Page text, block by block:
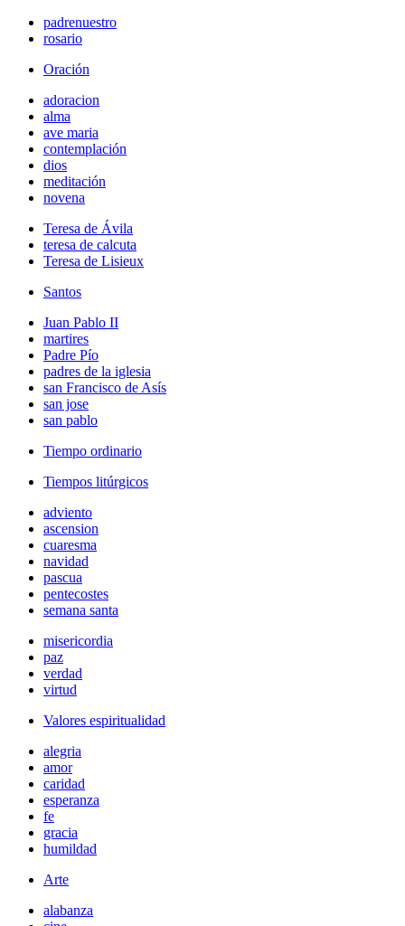
padrenuestro
rosario
Oración
adoracion
alma
ave maria
contemplación
dios
meditación
novena
Teresa de Ávila
teresa de calcuta
Teresa de Lisieux
Santos
Juan Pablo II
martires
Padre Pío
padres de la iglesia
san Francisco de Asís
san jose
san pablo
Tiempo ordinario
Tiempos litúrgicos
adviento
ascension
cuaresma
navidad
pascua
pentecostes
semana santa
misericordia
paz
verdad
virtud
Valores espiritualidad
alegria
amor
caridad
esperanza
fe
gracia
humildad
Arte
alabanza